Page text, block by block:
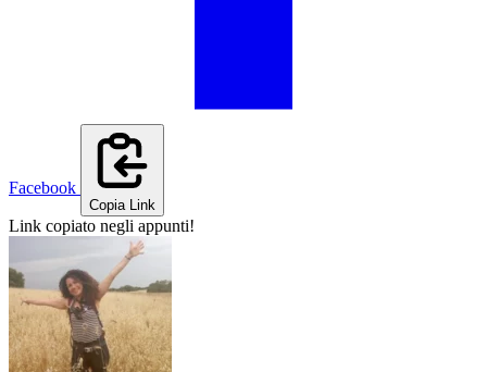
Facebook
Copia Link
Link copiato negli appunti!